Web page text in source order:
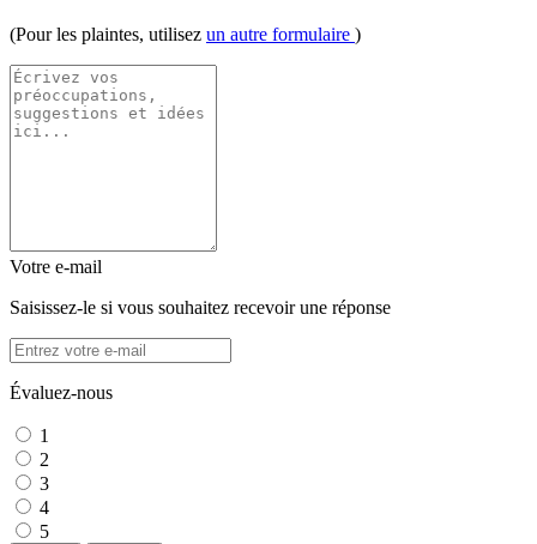
(Pour les plaintes, utilisez un autre formulaire )
Votre e-mail
Saisissez-le si vous souhaitez recevoir une réponse
Évaluez-nous
1
2
3
4
5